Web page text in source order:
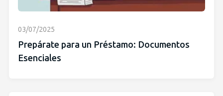
03/07/2025
Prepárate para un Préstamo: Documentos
Esenciales